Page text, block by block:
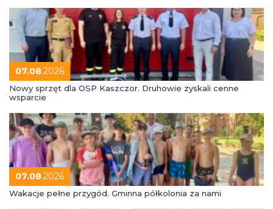
07.08.2026
Nowy sprzęt dla OSP Kaszczor. Druhowie zyskali cenne
wsparcie
07.08.2026
Wakacje pełne przygód. Gminna półkolonia za nami